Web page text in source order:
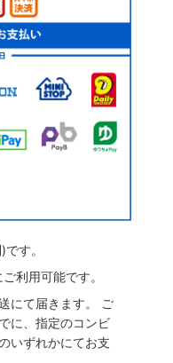
す。
利用可能です。
にて届きます。 ご
に、指定のコンビ
いずれかにてお支